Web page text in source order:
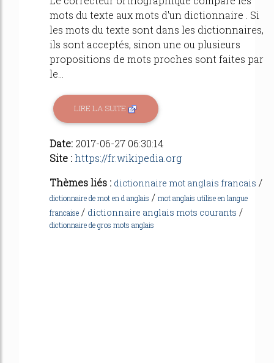
mots du texte aux mots d'un dictionnaire . Si
les mots du texte sont dans les dictionnaires,
ils sont acceptés, sinon une ou plusieurs
propositions de mots proches sont faites par
le...
LIRE LA SUITE
Date: 2017-06-27 06:30:14
Site :https://fr.wikipedia.org
Thèmes liés : dictionnaire mot anglais francais /
dictionnaire de mot en d anglais / mot anglais utilise en langue
francaise / dictionnaire anglais mots courants /
dictionnaire de gros mots anglais